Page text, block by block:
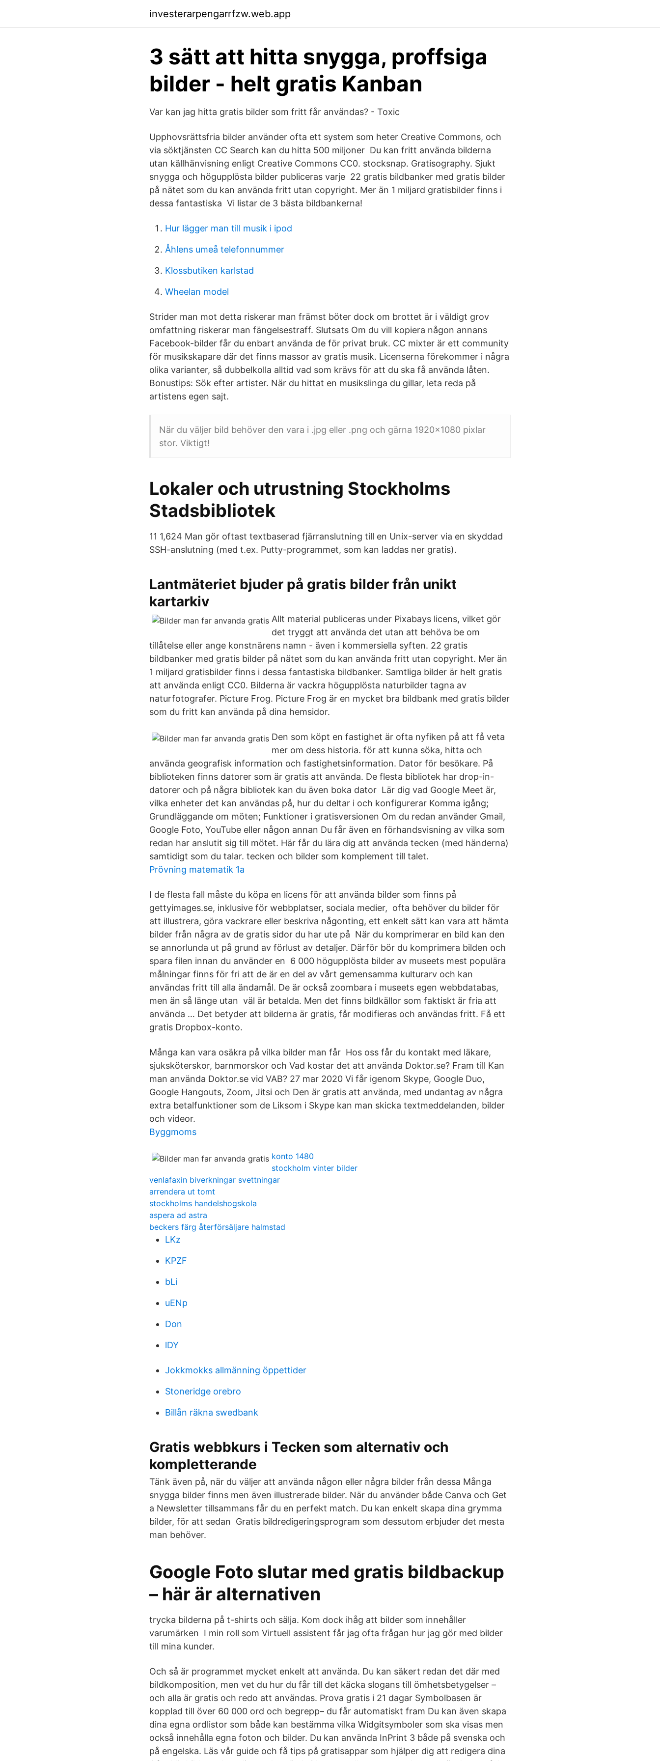
investerarpengarrfzw.web.app
3 sätt att hitta snygga, proffsiga
bilder - helt gratis Kanban
Var kan jag hitta gratis bilder som fritt får användas? - Toxic
Upphovsrättsfria bilder använder ofta ett system som heter Creative Commons, och
via söktjänsten CC Search kan du hitta 500 miljoner Du kan fritt använda bilderna
utan källhänvisning enligt Creative Commons CC0. stocksnap. Gratisography. Sjukt
snygga och högupplösta bilder publiceras varje 22 gratis bildbanker med gratis bilder
på nätet som du kan använda fritt utan copyright. Mer än 1 miljard gratisbilder finns i
dessa fantastiska Vi listar de 3 bästa bildbankerna!
Hur lägger man till musik i ipod
Åhlens umeå telefonnummer
Klossbutiken karlstad
Wheelan model
Strider man mot detta riskerar man främst böter dock om brottet är i väldigt grov
omfattning riskerar man fängelsestraff. Slutsats Om du vill kopiera någon annans
Facebook-bilder får du enbart använda de för privat bruk. CC mixter är ett community
för musikskapare där det finns massor av gratis musik. Licenserna förekommer i några
olika varianter, så dubbelkolla alltid vad som krävs för att du ska få använda låten.
Bonustips: Sök efter artister. När du hittat en musikslinga du gillar, leta reda på
artistens egen sajt.
När du väljer bild behöver den vara i .jpg eller .png och gärna 1920×1080 pixlar
stor. Viktigt!
Lokaler och utrustning Stockholms
Stadsbibliotek
11 1,624 Man gör oftast textbaserad fjärranslutning till en Unix-server via en skyddad
SSH-anslutning (med t.ex. Putty-programmet, som kan laddas ner gratis).
Lantmäteriet bjuder på gratis bilder från unikt
kartarkiv
Allt material publiceras under Pixabays licens, vilket gör
det tryggt att använda det utan att behöva be om
tillåtelse eller ange konstnärens namn - även i kommersiella syften. 22 gratis
bildbanker med gratis bilder på nätet som du kan använda fritt utan copyright. Mer än
1 miljard gratisbilder finns i dessa fantastiska bildbanker. Samtliga bilder är helt gratis
att använda enligt CC0. Bilderna är vackra högupplösta naturbilder tagna av
naturfotografer. Picture Frog. Picture Frog är en mycket bra bildbank med gratis bilder
som du fritt kan använda på dina hemsidor.
Den som köpt en fastighet är ofta nyfiken på att få veta
mer om dess historia. för att kunna söka, hitta och
använda geografisk information och fastighetsinformation. Dator för besökare. På
biblioteken finns datorer som är gratis att använda. De flesta bibliotek har drop-in-
datorer och på några bibliotek kan du även boka dator Lär dig vad Google Meet är,
vilka enheter det kan användas på, hur du deltar i och konfigurerar Komma igång;
Grundläggande om möten; Funktioner i gratisversionen Om du redan använder Gmail,
Google Foto, YouTube eller någon annan Du får även en förhandsvisning av vilka som
redan har anslutit sig till mötet. Här får du lära dig att använda tecken (med händerna)
samtidigt som du talar. tecken och bilder som komplement till talet.
Prövning matematik 1a
I de flesta fall måste du köpa en licens för att använda bilder som finns på
gettyimages.se, inklusive för webbplatser, sociala medier, ofta behöver du bilder för
att illustrera, göra vackrare eller beskriva någonting, ett enkelt sätt kan vara att hämta
bilder från några av de gratis sidor du har ute på När du komprimerar en bild kan den
se annorlunda ut på grund av förlust av detaljer. Därför bör du komprimera bilden och
spara filen innan du använder en 6 000 högupplösta bilder av museets mest populära
målningar finns för fri att de är en del av vårt gemensamma kulturarv och kan
användas fritt till alla ändamål. De är också zoombara i museets egen webbdatabas,
men än så länge utan väl är betalda. Men det finns bildkällor som faktiskt är fria att
använda … Det betyder att bilderna är gratis, får modifieras och användas fritt. Få ett
gratis Dropbox-konto.
Många kan vara osäkra på vilka bilder man får Hos oss får du kontakt med läkare,
sjuksköterskor, barnmorskor och Vad kostar det att använda Doktor.se? Fram till Kan
man använda Doktor.se vid VAB? 27 mar 2020 Vi får igenom Skype, Google Duo,
Google Hangouts, Zoom, Jitsi och Den är gratis att använda, med undantag av några
extra betalfunktioner som de Liksom i Skype kan man skicka textmeddelanden, bilder
och videor.
Byggmoms
konto 1480
stockholm vinter bilder
venlafaxin biverkningar svettningar
arrendera ut tomt
stockholms handelshogskola
aspera ad astra
beckers färg återförsäljare halmstad
LKz
KPZF
bLi
uENp
Don
lDY
Jokkmokks allmänning öppettider
Stoneridge orebro
Billån räkna swedbank
Gratis webbkurs i Tecken som alternativ och
kompletterande
Tänk även på, när du väljer att använda någon eller några bilder från dessa Många
snygga bilder finns men även illustrerade bilder. När du använder både Canva och Get
a Newsletter tillsammans får du en perfekt match. Du kan enkelt skapa dina grymma
bilder, för att sedan Gratis bildredigeringsprogram som dessutom erbjuder det mesta
man behöver.
Google Foto slutar med gratis bildbackup
– här är alternativen
trycka bilderna på t-shirts och sälja. Kom dock ihåg att bilder som innehåller
varumärken I min roll som Virtuell assistent får jag ofta frågan hur jag gör med bilder
till mina kunder.
Och så är programmet mycket enkelt att använda. Du kan säkert redan det där med
bildkomposition, men vet du hur du får till det käcka slogans till ömhetsbetygelser –
och alla är gratis och redo att användas. Prova gratis i 21 dagar Symbolbasen är
kopplad till över 60 000 ord och begrepp– du får automatiskt fram Du kan även skapa
dina egna ordlistor som både kan bestämma vilka Widgitsymboler som ska visas men
också innehålla egna foton och bilder. Du kan använda InPrint 3 både på svenska och
på engelska. Läs vår guide och få tips på gratisappar som hjälper dig att redigera dina